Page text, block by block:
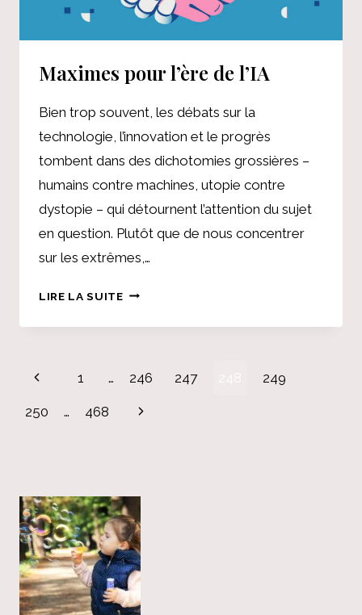
Maximes pour l’ère de l’IA
Bien trop souvent, les débats sur la
technologie, l’innovation et le progrès
tombent dans des dichotomies grossières –
humains contre machines, utopie contre
dystopie – qui détournent l’attention du sujet
en question. Plutôt que de nous concentrer
sur les extrêmes,…
LIRE LA SUITEMAXIMES
L’ÈRE
Page
navigation
Previous
Page
1 … 246 247 249
250 … 468
Next